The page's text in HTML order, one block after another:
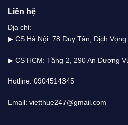
Liên hệ
Địa chỉ:
▶ CS Hà Nội: 78 Duy Tân, Dịch
▶ CS HCM: Tầng 2, 290 An Dương
Hotline: 0904514345
Email: vietthue247@gmail.com